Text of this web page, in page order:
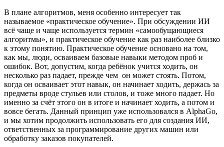
В плане алгоритмов, меня особенно интересует так
называемое «практическое обучение». При обсуждении ИИ
всё чаще и чаще используется термин «самообущающиеся
алгоритмы», и практическое обучение как раз наиболее близко
к этому понятию. Практическое обучение основано на том,
как мы, люди, осваиваем базовые навыки методом проб и
ошибок. Вот, допустим, когда ребёнок учится ходить, он
несколько раз падает, прежде чем он может стоять. Потом,
когда он осваивает этот навык, он начинает ходить, держась за
предметы вроде стульев или столов, и тоже много падает. Но
именно за счёт этого он в итоге и начинает ходить, а потом и
вовсе бегать. Данный принцип уже использовался в AlphaGo,
и мы хотим продолжить использовать его для создания ИИ,
ответственных за программирование других машин или
обработку заказов покупателей.